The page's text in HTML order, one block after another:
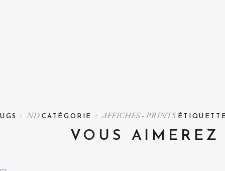
UGS : ND CATÉGORIE :AFFICHES - PRINTS
VOUS AIMEREZ